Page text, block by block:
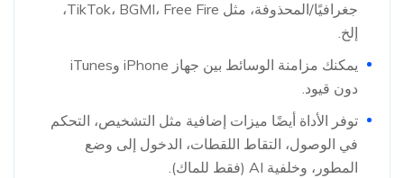
جغرافيًا/المحذوفة، مثل TikTok، BGMI، Free Fire،
إلخ.
يمكنك مزامنة الوسائط بين جهاز iPhone وiTunes
دون قيود.
توفر الأداة أيضًا ميزات إضافية مثل التشخيص، التحكم
في الوصول، التقاط اللقطات، الدخول إلى وضع
المطور، وخلفية AI (فقط للماك).